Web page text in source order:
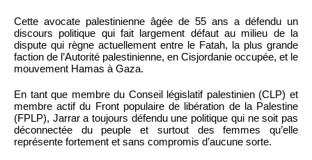
Cette avocate palestinienne âgée de 55 ans a défendu un
discours politique qui fait largement défaut au milieu de la
dispute qui règne actuellement entre le Fatah, la plus grande
faction de l’Autorité palestinienne, en Cisjordanie occupée, et le
mouvement Hamas à Gaza.
En tant que membre du Conseil législatif palestinien (CLP) et
membre actif du Front populaire de libération de la Palestine
(FPLP), Jarrar a toujours défendu une politique qui ne soit pas
déconnectée du peuple et surtout des femmes qu’elle
représente fortement et sans compromis d’aucune sorte.